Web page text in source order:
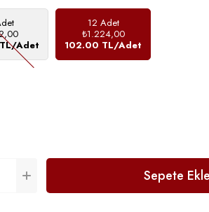
Adet
12 Adet
₺1.224,00
102.00 TL/Adet